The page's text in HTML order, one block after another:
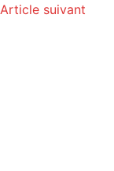
Article suivant